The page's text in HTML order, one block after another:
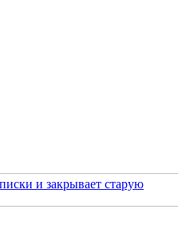
и закрывает старую